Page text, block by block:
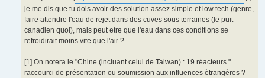
je me dis que tu dois avoir des solution assez simple et low tech (genre,
faire attendre l'eau de rejet dans des cuves sous terraines (le puit
canadien quoi), mais peut etre que l'eau dans ces conditions se
refroidirait moins vite que l'air ?
[1] On notera le "Chine (incluant celui de Taiwan) : 19 réacteurs "
raccourci de présentation ou soumission aux influences ètrangères ?